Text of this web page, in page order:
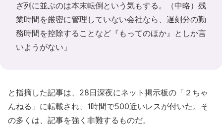
ざ列に並ぶのは本末転倒という気もする。（中略）残
業時間を厳密に管理していない会社なら、遅刻分の勤
務時間を控除することなど『もってのほか』としか言
いようがない」
と指摘した記事は、28日深夜にネット掲示板の「２ちゃ
んねる」に転載され、1時間で500近いレスが付いた。そ
の多くは、記事を強く非難するものだ。